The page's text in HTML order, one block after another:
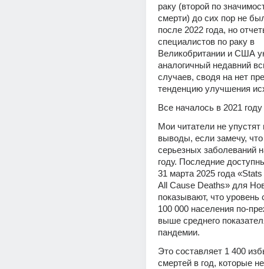
раку (второй по
смерти) до сих пор не
после 2022 года, но
специалистов по раку в
Великобритании и США
аналогичный недавний
случаев, сводя на нет
тенденцию улучшения
Все началось в 2021 году
Мои читатели не упустят
выводы, если замечу,
серьезных заболеваний
году. Последние
31 марта 2025 года
All Cause Deaths» для
показывают, что уровень
100 000 населения по-
выше среднего
пандемии.
Это составляет 1 400
смертей в год, которые не